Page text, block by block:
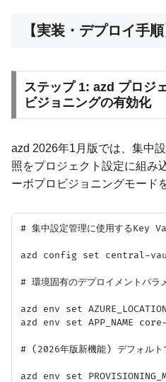
【実装・デプロイ手順
ステップ 1: azd プロジ
ビジョニングの有効化
azd 2026年1月版では、集中
照をプロジェクト設定に組み
ーボプロビジョニングモード
# 集中設定管理に使用するKey
azd config set central-vault
# 環境固有のデプロイメントパラ
azd env set
azd env set APP_NAME
# (2026年版新機能) デフォルト